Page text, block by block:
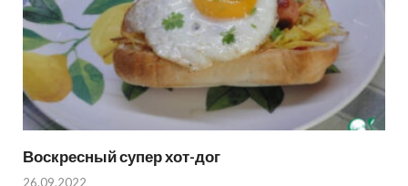
Воскресный супер хот-дог
26.09.2022